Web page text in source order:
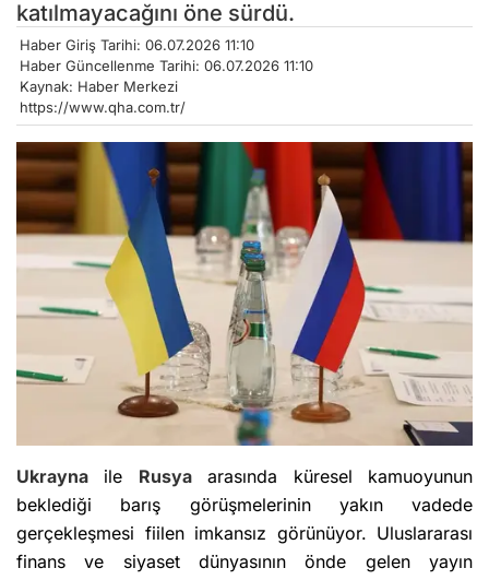
katılmayacağını öne sürdü.
Haber Giriş Tarihi: 06.07.2026 11:10
Haber Güncellenme Tarihi: 06.07.2026 11:10
Kaynak: Haber Merkezi
https://www.qha.com.tr/
Ukrayna ile Rusyaarasında küresel kamuoyunun
beklediği barış görüşmelerinin yakın vadede
gerçekleşmesi fiilen imkansız görünüyor. Uluslararası
finans ve siyaset dünyasının önde gelen yayın